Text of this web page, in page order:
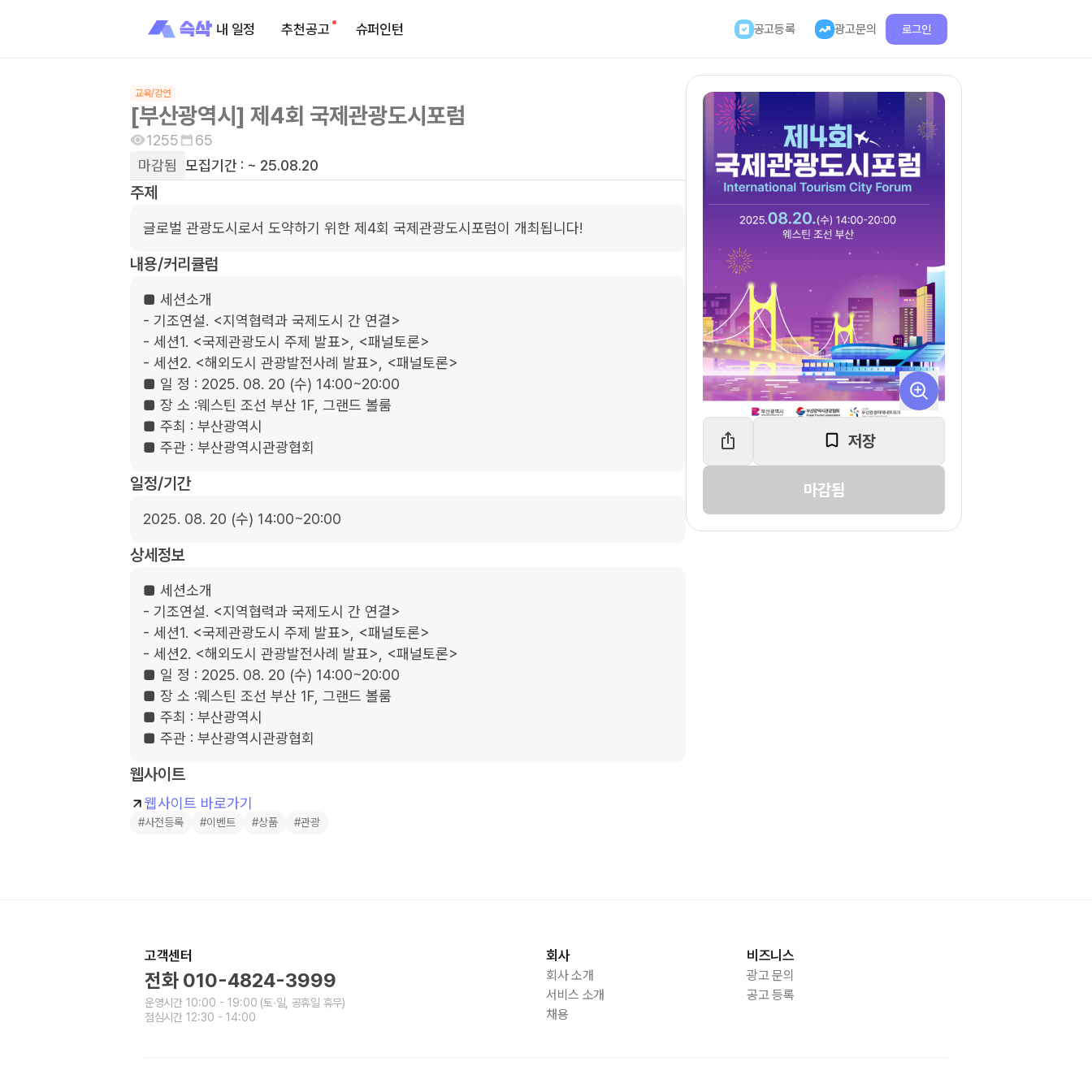
내 일정 추천공고 슈퍼인턴 공고등록 광고문의 로그인
교육/강연
[부산광역시] 제4회 국제관광도시포럼
1255
65
마감됨 모집기간 : ~ 25.08.20
주제
글로벌 관광도시로서 도약하기 위한 제4회 국제관광도시포럼이 개최됩니다!
내용/커리큘럼
■ 세션소개
- 기조연설. <지역협력과 국제도시 간 연결>
- 세션1. <국제관광도시 주제 발표>, <패널토론>
- 세션2. <해외도시 관광발전사례 발표>, <패널토론>
■ 일 정 : 2025. 08. 20 (수) 14:00~20:00
■ 장 소 :웨스틴 조선 부산 1F, 그랜드 볼룸
■ 주최 : 부산광역시
■ 주관 : 부산광역시관광협회
일정/기간
2025. 08. 20 (수) 14:00~20:00
상세정보
■ 세션소개
- 기조연설. <지역협력과 국제도시 간 연결>
- 세션1. <국제관광도시 주제 발표>, <패널토론>
- 세션2. <해외도시 관광발전사례 발표>, <패널토론>
■ 일 정 : 2025. 08. 20 (수) 14:00~20:00
■ 장 소 :웨스틴 조선 부산 1F, 그랜드 볼룸
■ 주최 : 부산광역시
■ 주관 : 부산광역시관광협회
웹사이트
웹사이트 바로가기
#사전등록 #이벤트 #상품 #관광
저장
마감됨
고객센터
전화 010-4824-3999
운영시간 10:00 - 19:00 (토∙일, 공휴일 휴무)
점심시간 12:30 - 14:00
회사
회사 소개
서비스 소개
채용
비즈니스
광고 문의
공고 등록